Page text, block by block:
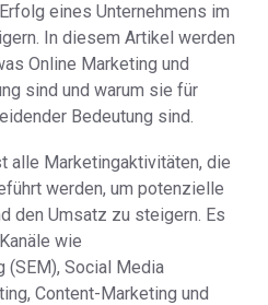
eines Unternehmens im
In diesem Artikel werden
Online Marketing und
sind und warum sie für
Bedeutung sind.
alle Marketingaktivitäten, die
werden, um potenzielle
den Umsatz zu steigern. Es
wie
(SEM), Social Media
Content-Marketing und